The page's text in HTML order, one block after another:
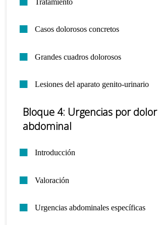
Casos dolorosos concretos
Grandes cuadros dolorosos
Lesiones del aparato genito-urinario
Bloque 4: Urgencias por dolor
abdominal
Introducción
Valoración
Urgencias abdominales específicas